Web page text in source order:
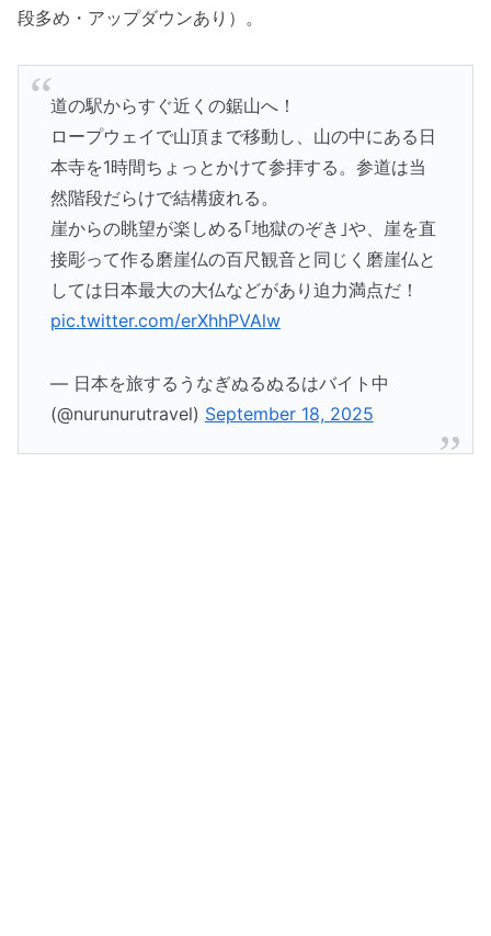
段多め・アップダウンあり）。
道の駅からすぐ近くの鋸山へ！
ロープウェイで山頂まで移動し、山の中にある日
本寺を1時間ちょっとかけて参拝する。参道は当
然階段だらけで結構疲れる。
崖からの眺望が楽しめる｢地獄のぞき｣や、崖を直
接彫って作る磨崖仏の百尺観音と同じく磨崖仏と
しては日本最大の大仏などがあり迫力満点だ！
pic.twitter.com/erXhhPVAlw
— 日本を旅するうなぎぬるぬるはバイト中
(@nurunurutravel) September 18, 2025